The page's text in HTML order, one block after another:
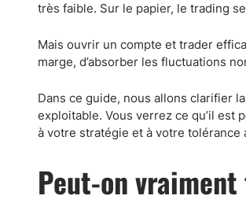
Tunisie
Canada
NASDAQ 100
Gaz naturel
très faible. Sur le papier, le trading
Mais ouvrir un compte et trader
marge, d’absorber les fluctuations
Dans ce guide, nous allons clarifier
exploitable. Vous verrez ce qu’il est
à votre stratégie et à votre tolérance
Peut-on